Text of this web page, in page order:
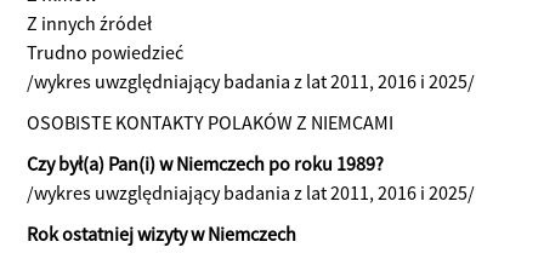
Z innych źródeł
Trudno powiedzieć
/wykres uwzględniający badania z lat 2011, 2016 i 2025/
OSOBISTE KONTAKTY POLAKÓW Z NIEMCAMI
Czy był(a) Pan(i) w Niemczech po roku 1989?
/wykres uwzględniający badania z lat 2011, 2016 i 2025/
Rok ostatniej wizyty w Niemczech